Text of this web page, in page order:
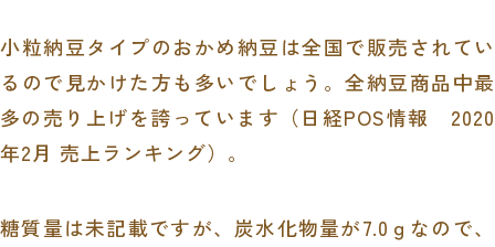
小粒納豆タイプのおかめ納豆は全国で販売されてい
るので見かけた方も多いでしょう。全納豆商品中最
多の売り上げを誇っています（日経POS情報 2020
年2月 売上ランキング）。
糖質量は未記載ですが、炭水化物量が7.0ｇなので、